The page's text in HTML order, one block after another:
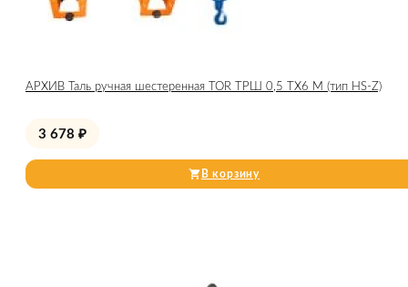
АРХИВ Таль ручная шестеренная TOR ТРШ 0,5 ТХ6 М (тип HS-Z)
3 678 ₽
В корзину